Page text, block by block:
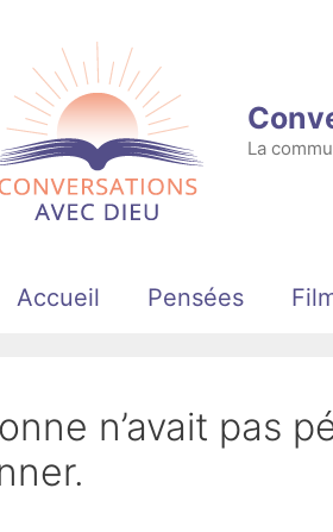
La
Accueil Pensées
n’avait pas